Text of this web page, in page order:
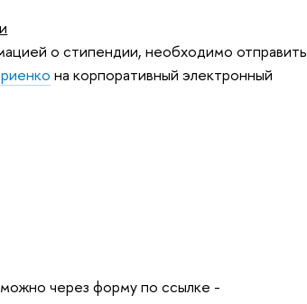
о стипендии, необходимо отправить
на корпоративный электронный
можно через форму по ссылке -